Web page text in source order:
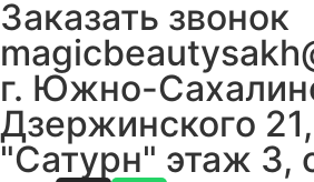
Заказать звонок
г. Южно-
Дзержинского
"Сатурн" этаж 3,